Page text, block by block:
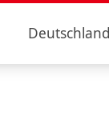
Deutschland